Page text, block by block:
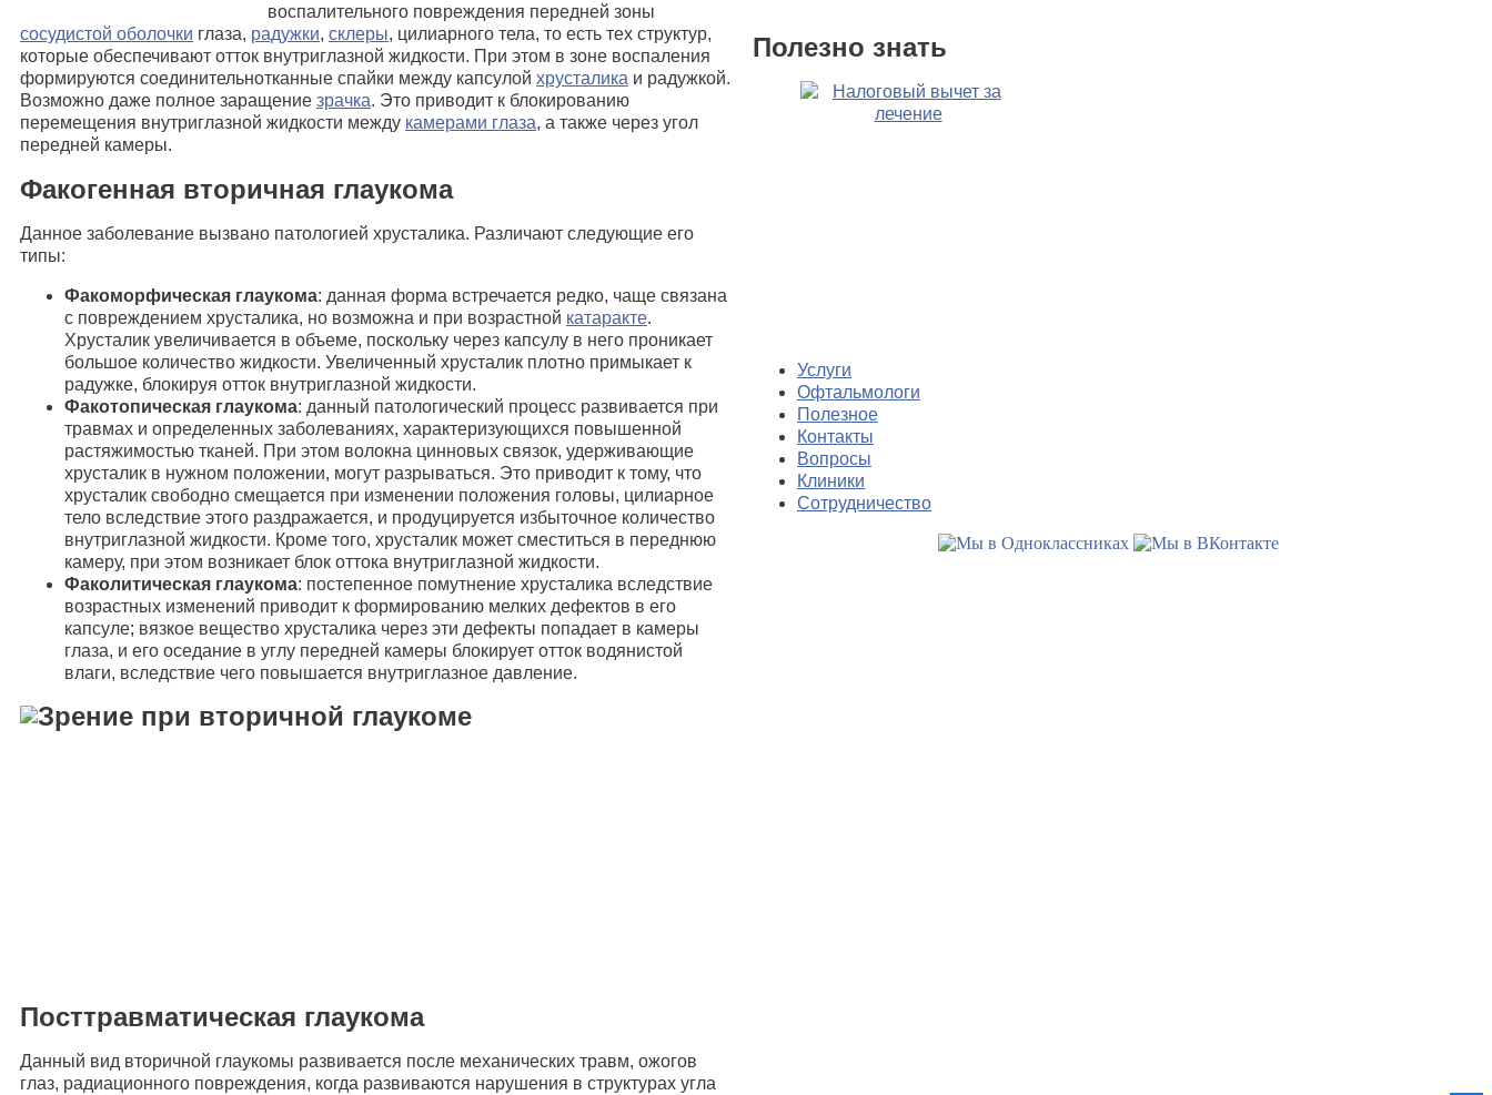
воспалительного повреждения передней зоны
сосудистой оболочки глаза, радужки, склеры, цилиарного тела, то есть тех структур,
которые обеспечивают отток внутриглазной жидкости. При этом в зоне воспаления
формируются соединительнотканные спайки между капсулой хрусталика и радужкой.
Возможно даже полное заращение зрачка. Это приводит к блокированию
перемещения внутриглазной жидкости между камерами глаза, а также через угол
передней камеры.
Факогенная вторичная глаукома
Данное заболевание вызвано патологией хрусталика. Различают следующие его
типы:
Факоморфическая глаукома: данная форма встречается редко, чаще связана
с повреждением хрусталика, но возможна и при возрастной катаракте.
Хрусталик увеличивается в объеме, поскольку через капсулу в него проникает
большое количество жидкости. Увеличенный хрусталик плотно примыкает к
радужке, блокируя отток внутриглазной жидкости.
Факотопическая глаукома: данный патологический процесс развивается при
травмах и определенных заболеваниях, характеризующихся повышенной
растяжимостью тканей. При этом волокна цинновых связок, удерживающие
хрусталик в нужном положении, могут разрываться. Это приводит к тому, что
хрусталик свободно смещается при изменении положения головы, цилиарное
тело вследствие этого раздражается, и продуцируется избыточное количество
внутриглазной жидкости. Кроме того, хрусталик может сместиться в переднюю
камеру, при этом возникает блок оттока внутриглазной жидкости.
Факолитическая глаукома: постепенное помутнение хрусталика вследствие
возрастных изменений приводит к формированию мелких дефектов в его
капсуле; вязкое вещество хрусталика через эти дефекты попадает в камеры
глаза, и его оседание в углу передней камеры блокирует отток водянистой
влаги, вследствие чего повышается внутриглазное давление.
Посттравматическая глаукома
Данный вид вторичной глаукомы развивается после механических травм, ожогов
глаз, радиационного повреждения, когда развиваются нарушения в структурах угла
Полезно знать
Услуги
Офтальмологи
Полезное
Контакты
Вопросы
Клиники
Сотрудничество